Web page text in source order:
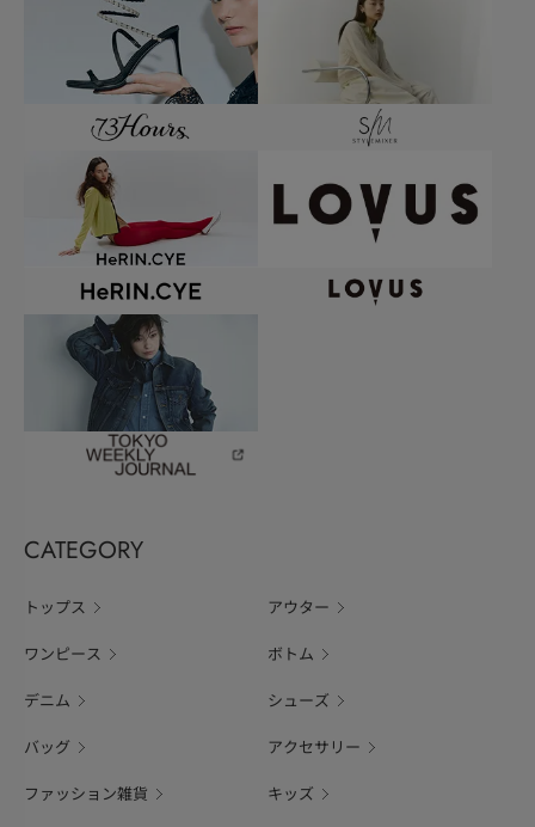
CATEGORY
トップス アウター
ワンピース ボトム
デニム シューズ
バッグ アクセサリー
ファッション雑貨 キッズ